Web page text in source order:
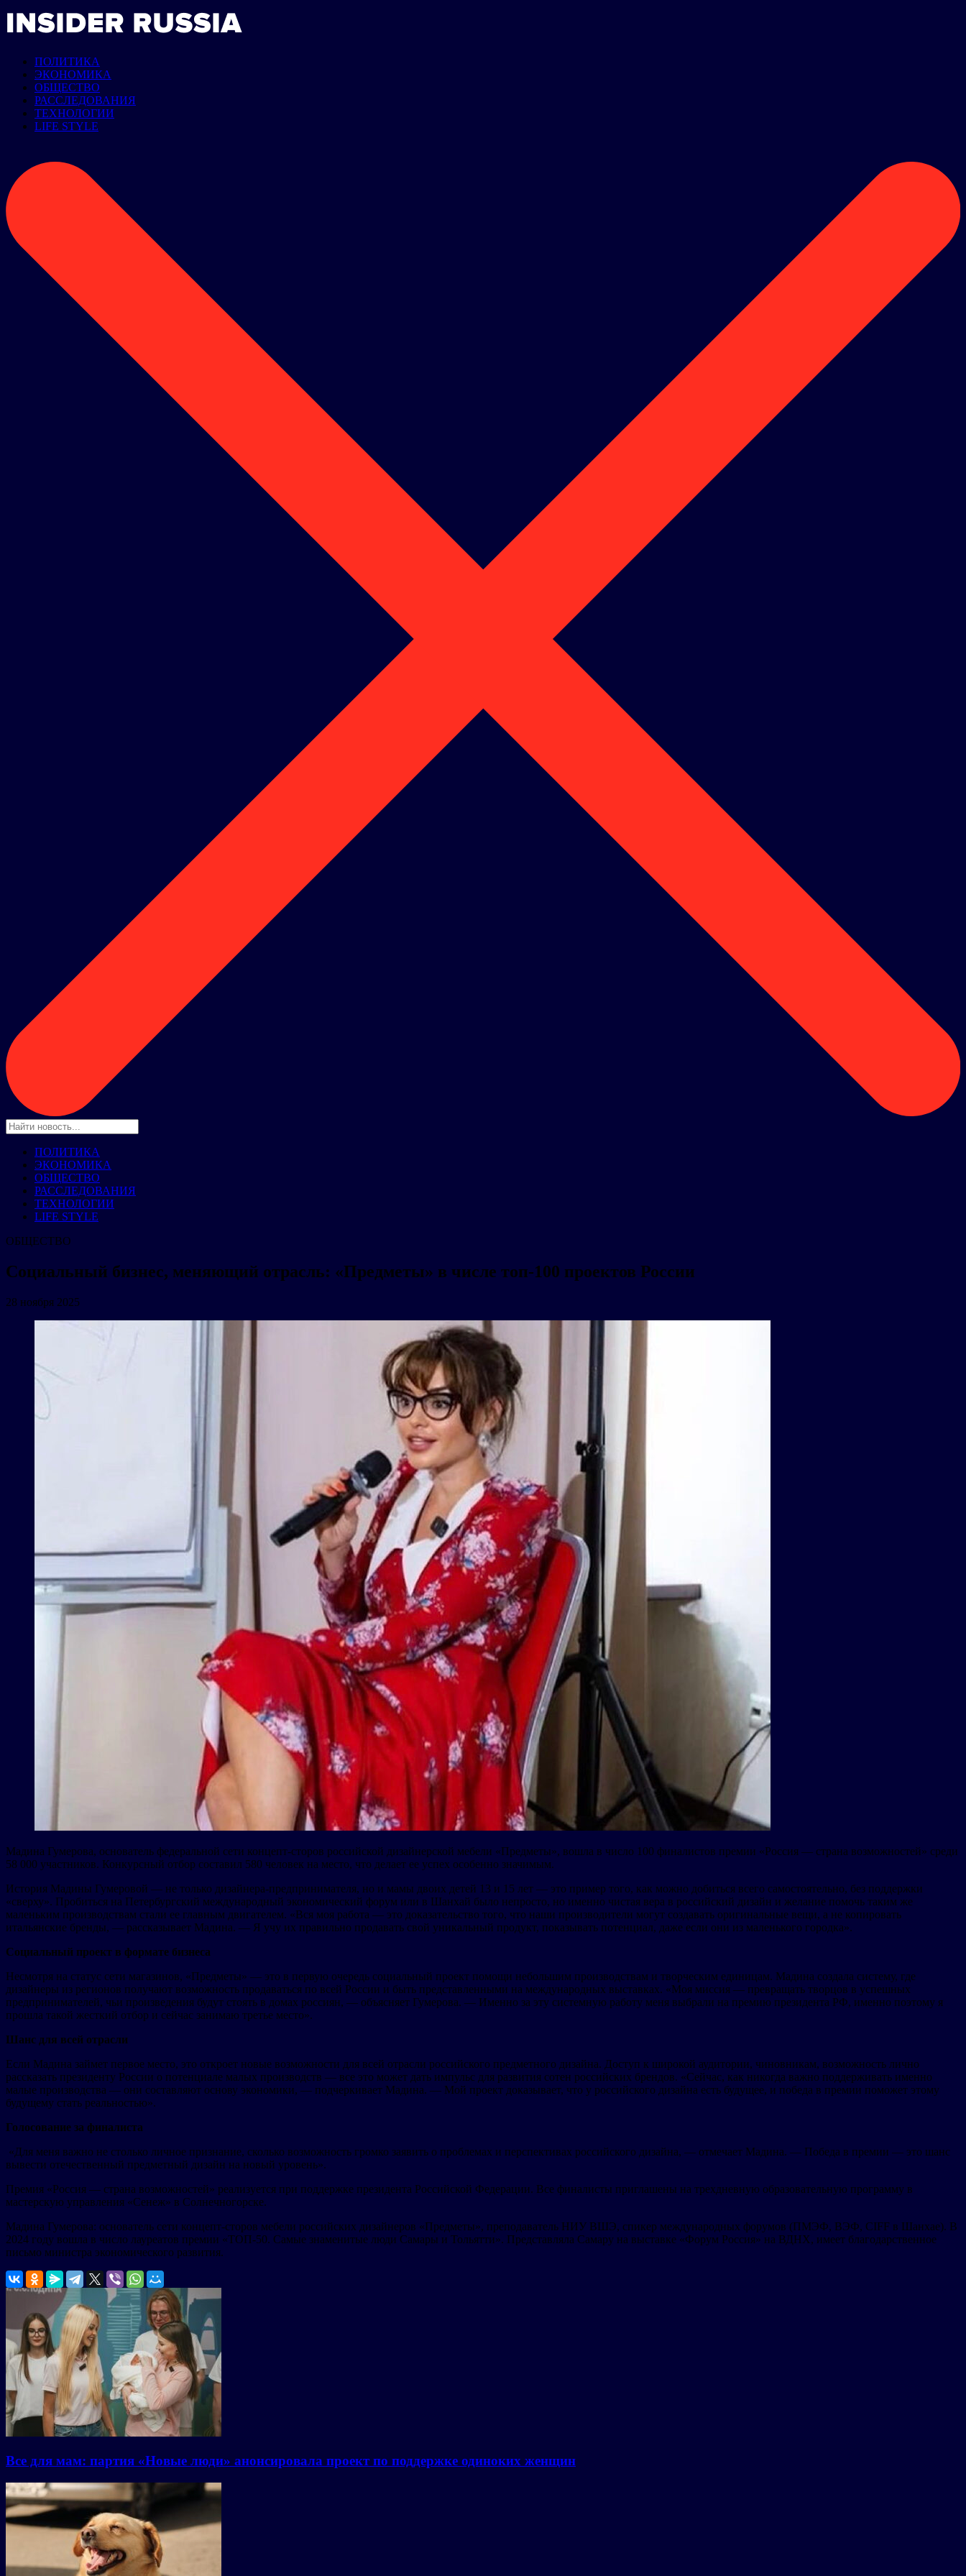
ПОЛИТИКА
ЭКОНОМИКА
ОБЩЕСТВО
РАССЛЕДОВАНИЯ
ТЕХНОЛОГИИ
LIFE STYLE
ПОЛИТИКА
ЭКОНОМИКА
ОБЩЕСТВО
РАССЛЕДОВАНИЯ
ТЕХНОЛОГИИ
LIFE STYLE
ОБЩЕСТВО
Социальный бизнес, меняющий отрасль: «Предметы» в числе топ-100 проектов России
28 ноября 2025
Мадина Гумерова, основатель федеральной сети концепт-сторов российской дизайнерской мебели «Предметы», вошла в число 100 финалистов премии «Россия — страна возможностей» среди
58 000 участников. Конкурсный отбор составил 580 человек на место, что делает ее успех особенно значимым.
История Мадины Гумеровой — не только дизайнера-предпринимателя, но и мамы двоих детей 13 и 15 лет — это пример того, как можно добиться всего самостоятельно, без поддержки
«сверху». Пробиться на Петербургский международный экономический форум или в Шанхай было непросто, но именно чистая вера в российский дизайн и желание помочь таким же
маленьким производствам стали ее главным двигателем. «Вся моя работа — это доказательство того, что наши производители могут создавать оригинальные вещи, а не копировать
итальянские бренды, — рассказывает Мадина. — Я учу их правильно продавать свой уникальный продукт, показывать потенциал, даже если они из маленького городка».
Социальный проект в формате бизнеса
Несмотря на статус сети магазинов, «Предметы» — это в первую очередь социальный проект помощи небольшим производствам и творческим единицам. Мадина создала систему, где
дизайнеры из регионов получают возможность продаваться по всей России и быть представленными на международных выставках. «Моя миссия — превращать творцов в успешных
предпринимателей, чьи произведения будут стоять в домах россиян, — объясняет Гумерова. — Именно за эту системную работу меня выбрали на премию президента РФ, именно поэтому я
прошла такой жесткий отбор и сейчас занимаю третье место».
Шанс для всей отрасли
Если Мадина займет первое место, это откроет новые возможности для всей отрасли российского предметного дизайна. Доступ к широкой аудитории, чиновникам, возможность лично
рассказать президенту России о потенциале малых производств — все это может дать импульс для развития сотен российских брендов. «Сейчас, как никогда важно поддерживать именно
малые производства — они составляют основу экономики, — подчеркивает Мадина. — Мой проект доказывает, что у российского дизайна есть будущее, и победа в премии поможет этому
будущему стать реальностью».
Голосование за финалиста
«Для меня важно не столько личное признание, сколько возможность громко заявить о проблемах и перспективах российского дизайна, — отмечает Мадина. — Победа в премии — это шанс
вывести отечественный предметный дизайн на новый уровень».
Премия «Россия — страна возможностей» реализуется при поддержке президента Российской Федерации. Все финалисты приглашены на трехдневную образовательную программу в
мастерскую управления «Сенеж» в Солнечногорске.
Мадина Гумерова: основатель сети концепт-сторов мебели российских дизайнеров «Предметы», преподаватель НИУ ВШЭ, спикер международных форумов (ПМЭФ, ВЭФ, CIFF в Шанхае). В
2024 году вошла в число лауреатов премии «ТОП-50. Самые знаменитые люди Самары и Тольятти». Представляла Самару на выставке «Форум Россия» на ВДНХ, имеет благодарственное
письмо министра экономического развития.
Все для мам: партия «Новые люди» анонсировала проект по поддержке одиноких женщин